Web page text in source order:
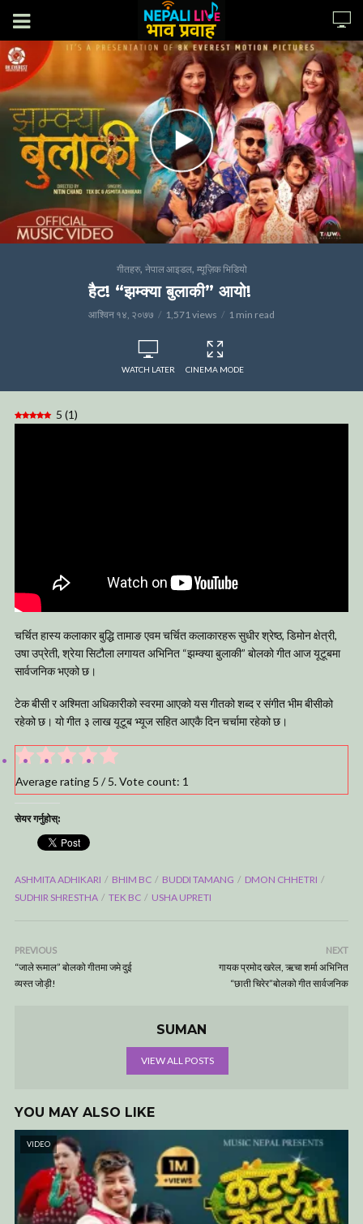
गीतहरु, नेपाल आइडल, म्यूज़िक भिडियो
हैट! “झम्क्या बुलाकी” आयो!
आश्विन १४, २०७७ 1,571 views 1 min read
WATCH LATER CINEMA MODE
5 (1)
चर्चित हास्य कलाकार बुद्धि तामाङ एवम चर्चित कलाकारहरू सुधीर श्रेष्ठ, डिमोन क्षेत्री,
उषा उप्रेती, श्रेया सिटौला लगायत अभिनित “झम्क्या बुलाकी” बोलको गीत आज यूटूबमा
सार्वजनिक भएको छ।
टेक बीसी र अश्मिता अधिकारीको स्वरमा आएको यस गीतको शब्द र संगीत भीम बीसीको
रहेको छ। यो गीत ३ लाख यूटूब भ्यूज सहित आएकै दिन चर्चामा रहेको छ।
Average rating 5 / 5. Vote count: 1
सेयर गर्नुहोस्:
ASHMITA ADHIKARI BHIM BC BUDDI TAMANG
DMON CHHETRI
SUDHIR SHRESTHA
TEK BC USHA UPRETI
PREVIOUS
“जाले रूमाल” बोलको गीतमा जमे दुई
व्यस्त जोड़ी!
NEXT
गायक प्रमोद खरेल, ऋचा शर्मा अभिनित
“छाती चिरेर”बोलको गीत सार्वजनिक
SUMAN
VIEW ALL POSTS
YOU MAY ALSO LIKE
VIDEO